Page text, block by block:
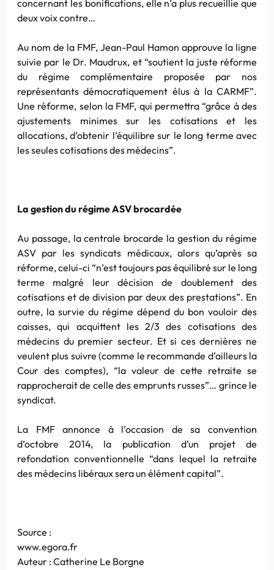
concernant les bonifications, elle n’a plus recueillie que
deux voix contre…
Au nom de la FMF, Jean-Paul Hamon approuve la ligne
suivie par le Dr. Maudrux, et “soutient la juste réforme
du régime complémentaire proposée par nos
représentants démocratiquement élus à la CARMF”.
Une réforme, selon la FMF, qui permettra “grâce à des
ajustements minimes sur les cotisations et les
allocations, d’obtenir l’équilibre sur le long terme avec
les seules cotisations des médecins”.
La gestion du régime ASV brocardée
Au passage, la centrale brocarde la gestion du régime
ASV par les syndicats médicaux, alors qu’après sa
réforme, celui-ci “n’est toujours pas équilibré sur le long
terme malgré leur décision de doublement des
cotisations et de division par deux des prestations”. En
outre, la survie du régime dépend du bon vouloir des
caisses, qui acquittent les 2/3 des cotisations des
médecins du premier secteur. Et si ces dernières ne
veulent plus suivre (comme le recommande d’ailleurs la
Cour des comptes), “la valeur de cette retraite se
rapprocherait de celle des emprunts russes”… grince le
syndicat.
La FMF annonce à l’occasion de sa convention
d’octobre 2014, la publication d’un projet de
refondation conventionnelle “dans lequel la retraite
des médecins libéraux sera un élément capital”.
Source :
www.egora.fr
Auteur : Catherine Le Borgne